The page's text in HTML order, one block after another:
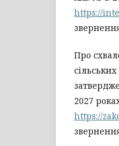
https://
Про
2027
https://